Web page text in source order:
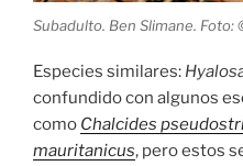
Subadulto. Ben Slimane.
Especies similares:
confundido con algunos
como Chalcides
mauritanicus, pero estos